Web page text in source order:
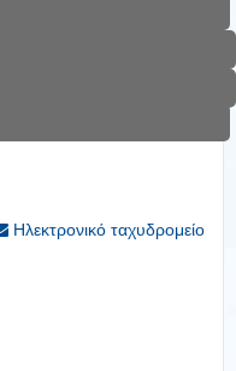
Ηλεκτρονικό ταχυδρομείο